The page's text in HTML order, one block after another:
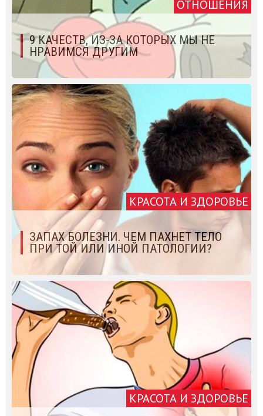
ОТНОШЕНИЯ
9 КАЧЕСТВ, ИЗ-ЗА КОТОРЫХ МЫ НЕ
НРАВИМСЯ ДРУГИМ
КРАСОТА И ЗДОРОВЬЕ
ЗАПАХ БОЛЕЗНИ. ЧЕМ ПАХНЕТ ТЕЛО
ПРИ ТОЙ ИЛИ ИНОЙ ПАТОЛОГИИ?
КРАСОТА И ЗДОРОВЬЕ